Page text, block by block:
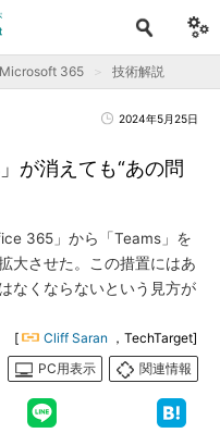
365 技術解説
2024年5月25日
が消えても“あの問
365」から「Teams」を
大させた。この措置にはあ
なくならないという見方が
[ Cliff Saran ，TechTarget]
PC用表示
関連情報